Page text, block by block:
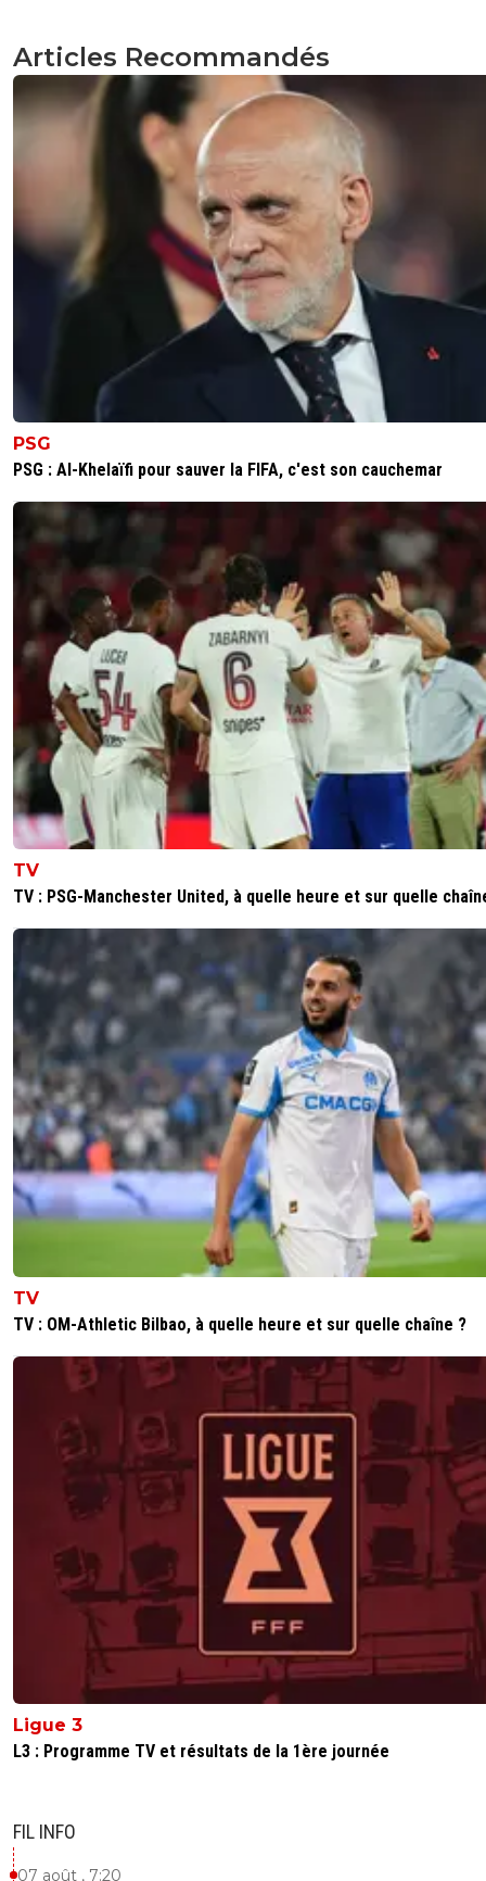
Articles Recommandés
PSG
PSG : Al-Khelaïfi pour sauver la FIFA, c'est son cauchemar
TV
TV : PSG-Manchester United, à quelle heure et sur quelle
TV
TV : OM-Athletic Bilbao, à quelle heure et sur quelle chaîne ?
Ligue 3
L3 : Programme TV et résultats de la 1ère journée
FIL INFO
07 août , 7:20